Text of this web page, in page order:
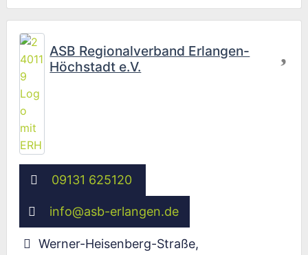
ASB Regionalverband Erlangen-
Höchstadt e.V.
09131 625120
info@asb-erlangen.de
Werner-Heisenberg-Straße,